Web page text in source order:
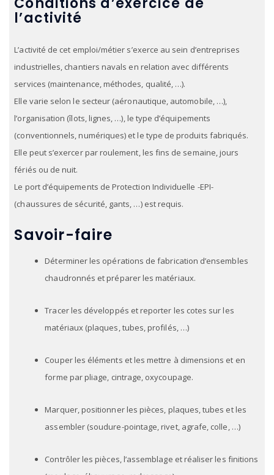
l’activité
L’activité de cet emploi/métier s’exerce au sein d’entreprises
industrielles, chantiers navals en relation avec différents
services (maintenance, méthodes, qualité, …).
Elle varie selon le secteur (aéronautique, automobile, …),
l’organisation (îlots, lignes, …), le type d’équipements
(conventionnels, numériques) et le type de produits fabriqués.
Elle peut s’exercer par roulement, les fins de semaine, jours
fériés ou de nuit.
Le port d’équipements de Protection Individuelle -EPI-
(chaussures de sécurité, gants, …) est requis.
Savoir-faire
Déterminer les opérations de fabrication d’ensembles
chaudronnés et préparer les matériaux.
Tracer les développés et reporter les cotes sur les
matériaux (plaques, tubes, profilés, …)
Couper les éléments et les mettre à dimensions et en
forme par pliage, cintrage, oxycoupage.
Marquer, positionner les pièces, plaques, tubes et les
assembler (soudure-pointage, rivet, agrafe, colle, …)
Contrôler les pièces, l’assemblage et réaliser les finitions